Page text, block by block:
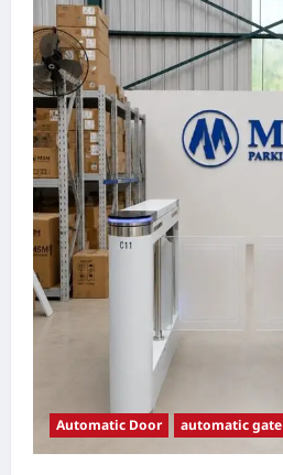
Automatic Door automatic gate